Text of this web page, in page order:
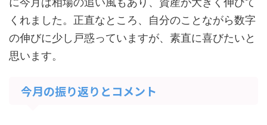
くれました。正直なところ、自分のことながら数字
の伸びに少し戸惑っていますが、素直に喜びたいと
思います。
今月の振り返りとコメント